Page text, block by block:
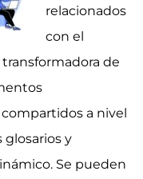
relacionados
con el
de
a nivel
glosarios y
Se pueden